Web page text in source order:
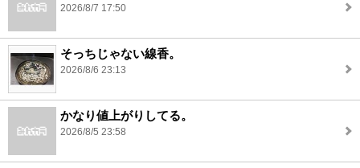
2026/8/7 17:50
そっちじゃない線香。
2026/8/6 23:13
かなり値上がりしてる。
2026/8/5 23:58